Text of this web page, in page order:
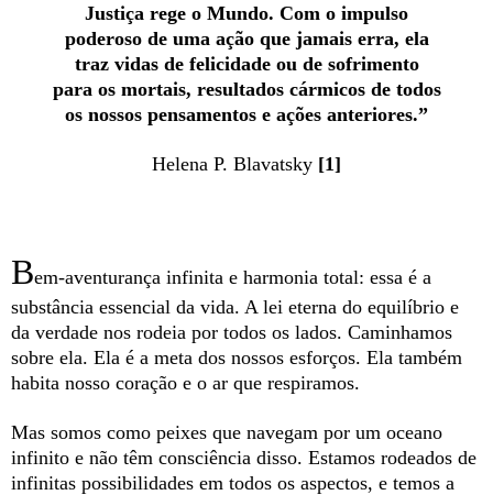
Justiça rege o Mundo. Com o impulso
poderoso de uma ação que jamais erra, ela
traz vidas de felicidade ou de sofrimento
para os mortais, resultados cármicos de todos
os nossos pensamentos e ações anteriores.”
Helena P. Blavatsky [1]
Bem-aventurança infinita e harmonia total: essa é a
substância essencial da vida. A lei eterna do equilíbrio e
da verdade nos rodeia por todos os lados. Caminhamos
sobre ela. Ela é a meta dos nossos esforços. Ela também
habita nosso coração e o ar que respiramos.
Mas somos como peixes que navegam por um oceano
infinito e não têm consciência disso. Estamos rodeados de
infinitas possibilidades em todos os aspectos, e temos a